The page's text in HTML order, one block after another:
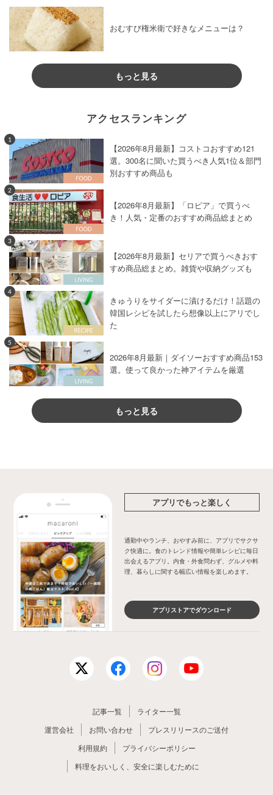
おむすび権米衛で好きなメニューは？
もっと見る
アクセスランキング
1
【2026年8月最新】コストコおすすめ121
選。300名に聞いた買うべき人気1位＆部門
別おすすめ商品も
2
【2026年8月最新】「ロピア」で買うべ
き！人気・定番のおすすめ商品総まとめ
3
【2026年8月最新】セリアで買うべきおす
すめ商品総まとめ。雑貨や収納グッズも
4
きゅうりをサイダーに漬けるだけ！話題の
韓国レシピを試したら想像以上にアリでし
た
5
2026年8月最新｜ダイソーおすすめ商品153
選。使って良かった神アイテムを厳選
もっと見る
アプリでもっと楽しく
通勤中やランチ、おやすみ前に、アプリでサクサ
ク快適に。食のトレンド情報や簡単レシピに毎日
出会えるアプリ。内食・外食問わず、グルメや料
理、暮らしに関する幅広い情報を楽しめます。
アプリストアでダウンロード
記事一覧
ライター一覧
運営会社
お問い合わせ
プレスリリースのご送付
利用規約
プライバシーポリシー
料理をおいしく、安全に楽しむために